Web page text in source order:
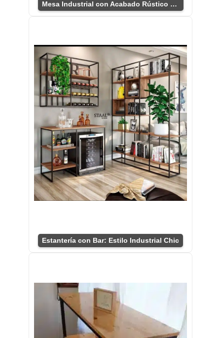
Mesa Industrial con Acabado Rústico Chic
Estantería con Bar: Estilo Industrial Chic